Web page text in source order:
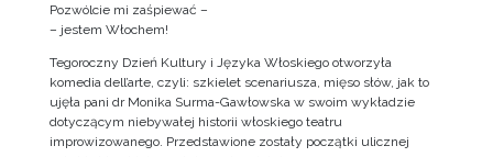
Pozwólcie mi zaśpiewać –
– jestem Włochem!
Tegoroczny Dzień Kultury i Języka Włoskiego otworzyła
komedia dell’arte, czyli: szkielet scenariusza, mięso słów, jak to
ujęła pani dr Monika Surma-Gawłowska w swoim wykładzie
dotyczącym niebywałej historii włoskiego teatru
improwizowanego. Przedstawione zostały początki ulicznej